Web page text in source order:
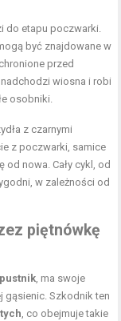
do etapu poczwarki.
być znajdowane w
przed
wiosna i robi
osobniki.
z czarnymi
z poczwarki, samice
od nowa. Cały cykl, od
w zależności od
piętnówkę
, ma swoje
gąsienic. Szkodnik ten
, co obejmuje takie